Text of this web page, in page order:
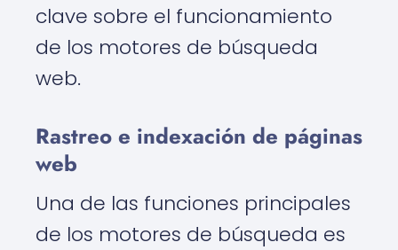
clave sobre el funcionamiento
de los motores de búsqueda
web.
Rastreo e indexación de páginas
web
Una de las funciones principales
de los motores de búsqueda es